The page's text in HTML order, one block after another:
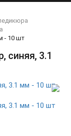
- 10 шт
синяя, 3.1